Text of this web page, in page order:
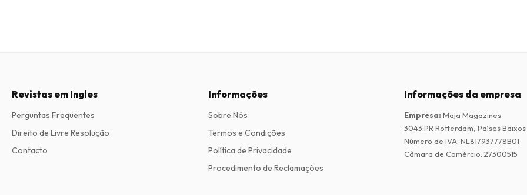
Revistas em Ingles
Perguntas Frequentes
Direito de Livre Resolução
Contacto
Informações
Sobre Nós
Termos e Condições
Política de Privacidade
Procedimento de Reclamações
Informações da empresa
Empresa: Maja Magazines
3043 PR Rotterdam, Países Baixos
Número de IVA: NL817937778B01
Câmara de Comércio: 27300515